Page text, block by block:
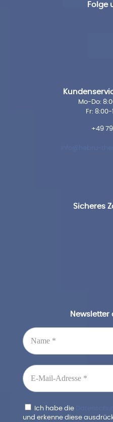
Folge
Mo-Do:
Fr: 8:00-
+49
Sicheres
Ich habe die
und erkenne diese